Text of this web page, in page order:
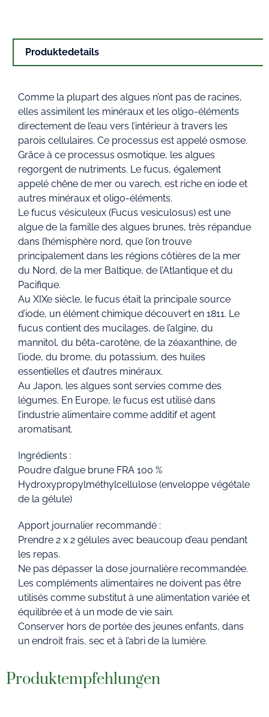
Produktedetails
Comme la plupart des algues n’ont pas de racines,
elles assimilent les minéraux et les oligo-éléments
directement de l’eau vers l’intérieur à travers les
parois cellulaires. Ce processus est appelé osmose.
Grâce à ce processus osmotique, les algues
regorgent de nutriments. Le fucus, également
appelé chêne de mer ou varech, est riche en iode et
autres minéraux et oligo-éléments.
Le fucus vésiculeux (Fucus vesiculosus) est une
algue de la famille des algues brunes, très répandue
dans l’hémisphère nord, que l’on trouve
principalement dans les régions côtières de la mer
du Nord, de la mer Baltique, de l’Atlantique et du
Pacifique.
Au XIXe siècle, le fucus était la principale source
d’iode, un élément chimique découvert en 1811. Le
fucus contient des mucilages, de l’algine, du
mannitol, du bêta-carotène, de la zéaxanthine, de
l’iode, du brome, du potassium, des huiles
essentielles et d’autres minéraux.
Au Japon, les algues sont servies comme des
légumes. En Europe, le fucus est utilisé dans
l’industrie alimentaire comme additif et agent
aromatisant.
Ingrédients :
Poudre d’algue brune FRA 100 %
Hydroxypropylméthylcellulose (enveloppe végétale
de la gélule)
Apport journalier recommandé :
Prendre 2 x 2 gélules avec beaucoup d’eau pendant
les repas.
Ne pas dépasser la dose journalière recommandée.
Les compléments alimentaires ne doivent pas être
utilisés comme substitut à une alimentation variée et
équilibrée et à un mode de vie sain.
Conserver hors de portée des jeunes enfants, dans
un endroit frais, sec et à l’abri de la lumière.
Produktempfehlungen